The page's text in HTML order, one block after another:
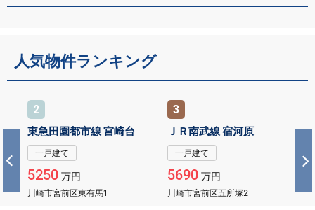
人気物件ランキング
都市線 宮崎台
前区東有馬1
ＪＲ南武線 宿河原
川崎市宮前区五所塚2
東急田園都
川崎市宮前区東